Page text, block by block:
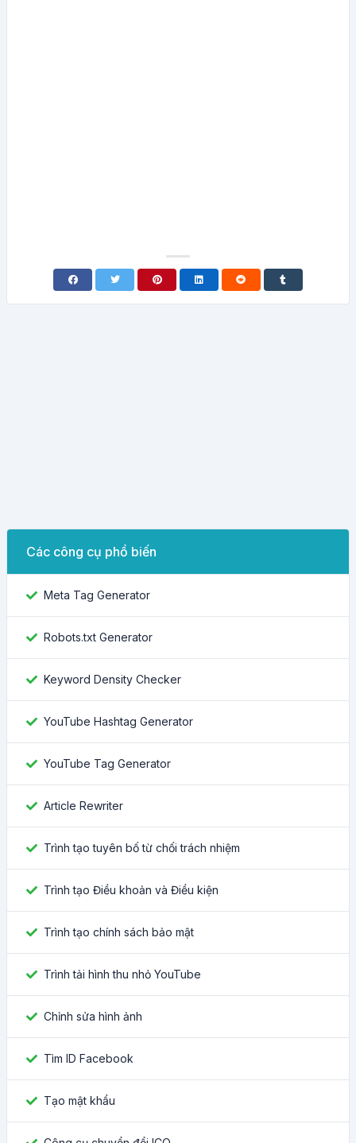
Các công cụ phổ biến
Meta Tag Generator
Robots.txt Generator
Keyword Density Checker
YouTube Hashtag Generator
YouTube Tag Generator
Article Rewriter
Trình tạo tuyên bố từ chối trách nhiệm
Trình tạo Điều khoản và Điều kiện
Trình tạo chính sách bảo mật
Trình tải hình thu nhỏ YouTube
Chỉnh sửa hình ảnh
Tìm ID Facebook
Tạo mật khẩu